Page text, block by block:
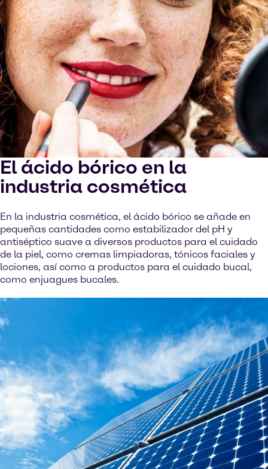
El ácido bórico en la
industria cosmética
En la industria cosmética, el ácido bórico se añade en
pequeñas cantidades como estabilizador del pH y
antiséptico suave a diversos productos para el cuidado
de la piel, como cremas limpiadoras, tónicos faciales y
lociones, así como a productos para el cuidado bucal,
como enjuagues bucales.